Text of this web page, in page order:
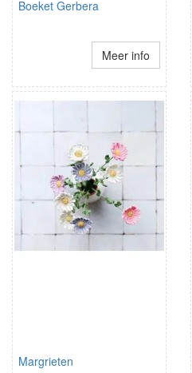
Boeket Gerbera
Meer info
Margrieten